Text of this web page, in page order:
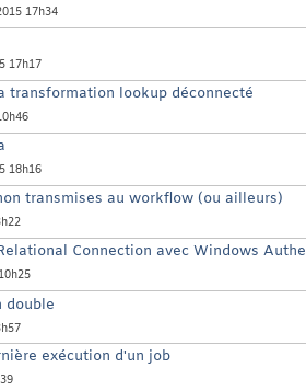
17h34
17h17
transformation lookup déconnecté
18h16
transmises au workflow (ou ailleurs)
Connection avec Windows
double
exécution d'un job